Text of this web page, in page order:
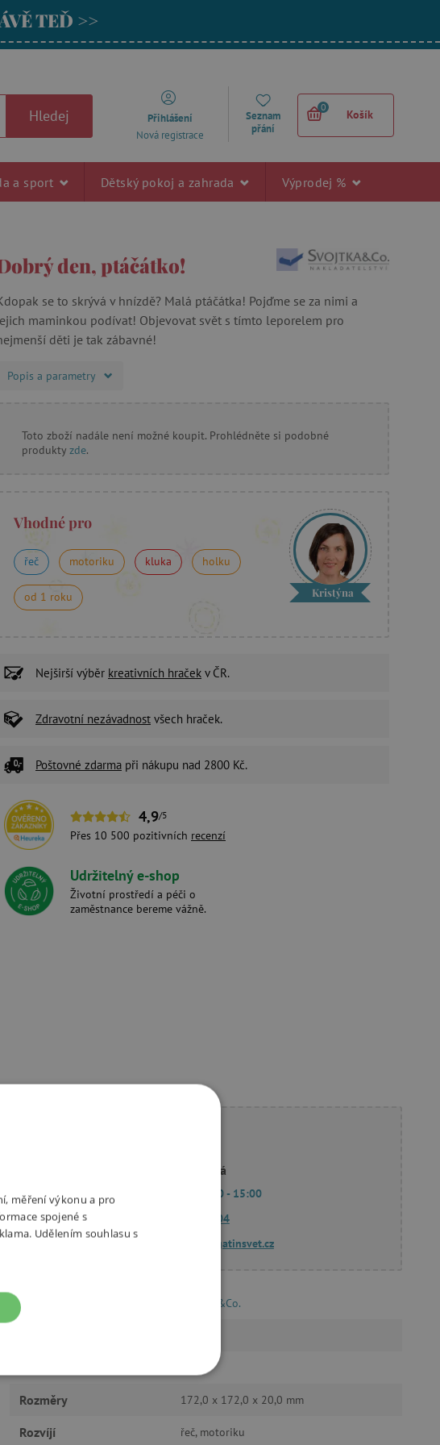
TEĎ >>
Hledej
Přihlášení
Nová registrace
Seznam
přání
0
Košík
a sport Dětský pokoj a zahrada Výprodej %
den, ptáčátko!
se to skrývá v hnízdě? Malá ptáčátka! Pojďme se za nimi a
maminkou podívat! Objevovat svět s tímto leporelem pro
děti je tak zábavné!
Popis a parametry
Toto zboží nadále není možné koupit. Prohlédněte si podobné
produkty zde.
Vhodné pro
řeč motoriku kluka holku
od 1 roku Kristýna
Nejširší výběr kreativních hraček v ČR.
Zdravotní nezávadnost všech hraček.
Poštovné zdarma při nákupu nad 2800 Kč.
4,9/5
Přes 10 500 pozitivních recenzí
Udržitelný e-shop
Životní prostředí a péči o
zaměstnance bereme vážně.
Linda Hodková
Po - Pá 9:00 - 15:00
770 601 604
dotazy@agatinsvet.cz
Výrobce Svojtka&Co.
Rozměry 172,0 x 172,0 x 20,0 mm
Rozvíjí řeč, motoriku
měření výkonu a pro
spojené s
Udělením souhlasu s
COOKIES